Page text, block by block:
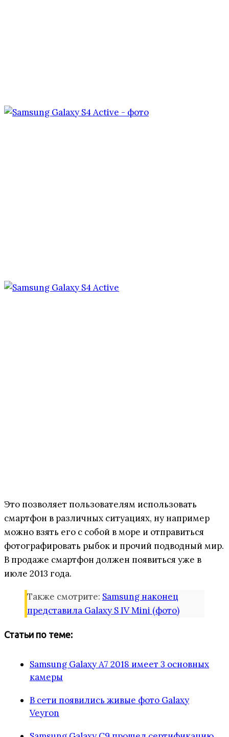
Это позволяет пользователям использовать
смартфон в различных ситуациях, ну например
можно взять его с собой в море и отправиться
фотографировать рыбок и прочий подводный мир.
В продаже смартфон должен появиться уже в
июле 2013 года.
Также смотрите: Samsung наконец
представила Galaxy S IV Mini (фото)
Статьи по теме:
Samsung Galaxy A7 2018 имеет 3 основных
камеры
В сети появились живые фото Galaxy
Veyron